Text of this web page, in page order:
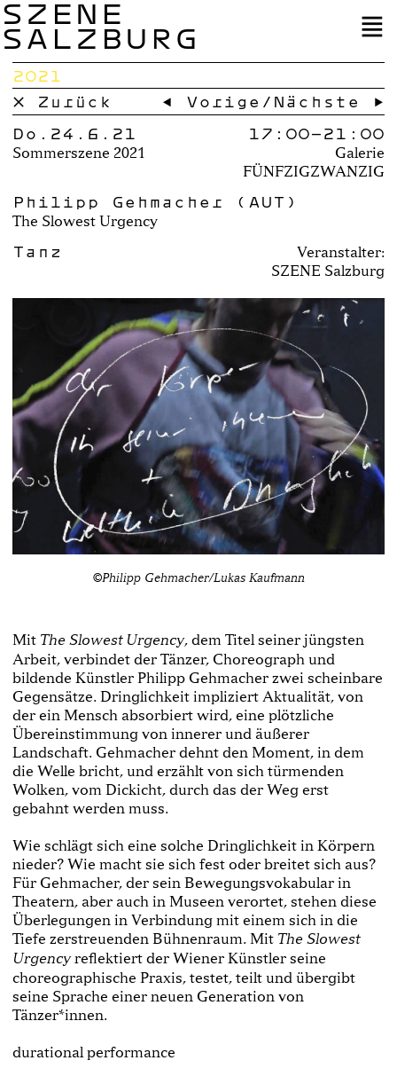
SZENE
SALZBURG
2021
× Zurück
← Vorige / Nächste →
Do.24.6.21
Sommerszene 2021
17:00–21:00
Galerie
FÜNFZIGZWANZIG
Philipp Gehmacher (AUT)
The Slowest Urgency
Tanz
Veranstalter:
SZENE Salzburg
©Philipp Gehmacher/Lukas Kaufmann
Mit The Slowest Urgency, dem Titel seiner jüngsten
Arbeit, verbindet der Tänzer, Choreograph und
bildende Künstler Philipp Gehmacher zwei scheinbare
Gegensätze. Dringlichkeit impliziert Aktualität, von
der ein Mensch absorbiert wird, eine plötzliche
Übereinstimmung von innerer und äußerer
Landschaft. Gehmacher dehnt den Moment, in dem
die Welle bricht, und erzählt von sich türmenden
Wolken, vom Dickicht, durch das der Weg erst
gebahnt werden muss.
Wie schlägt sich eine solche Dringlichkeit in Körpern
nieder? Wie macht sie sich fest oder breitet sich aus?
Für Gehmacher, der sein Bewegungsvokabular in
Theatern, aber auch in Museen verortet, stehen diese
Überlegungen in Verbindung mit einem sich in die
Tiefe zerstreuenden Bühnenraum. Mit The Slowest
Urgencyreflektiert der Wiener Künstler seine
choreographische Praxis, testet, teilt und übergibt
seine Sprache einer neuen Generation von
Tänzer*innen.
durational performance